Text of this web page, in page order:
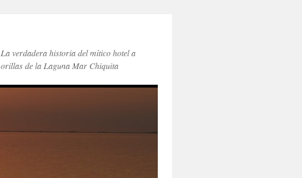
La verdadera historia del mítico hotel a
orillas de la Laguna Mar Chiquita